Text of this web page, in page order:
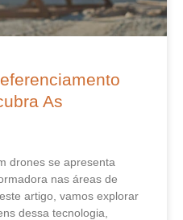
As
drones se apresenta
nas áreas de
artigo, vamos explorar
dessa tecnologia,